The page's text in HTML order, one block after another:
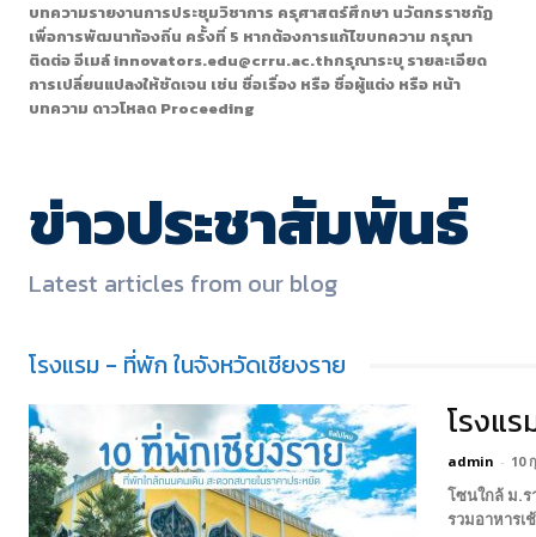
บทความรายงานการประชุมวิชาการ ครุศาสตร์ศึกษา นวัตกรราชภัฏ
เพื่อการพัฒนาท้องถิ่น ครั้งที่ 5 หากต้องการแก้ไขบทความ กรุณา
ติดต่อ อีเมล์ innovators.edu@crru.ac.thกรุณาระบุ รายละเอียด
การเปลี่ยนแปลงให้ชัดเจน เช่น ชื่อเรื่อง หรือ ชื่อผู้แต่ง หรือ หน้า
บทความ ดาวโหลด Proceeding
ข่าวประชาสัมพันธ์
Latest articles from our blog
โรงแรม - ที่พัก ในจังหวัดเชียงราย
โรงแ
admin - 10
โซนใกล้ ม.ร
รวมอาหารเ